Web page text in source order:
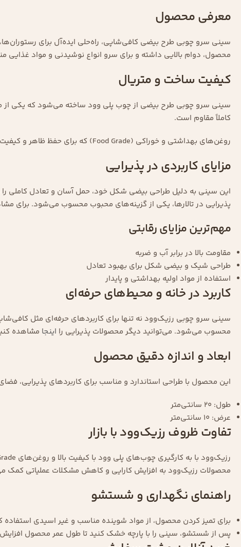
معرفی محصول
سینی سرو چوبی طرح بیضی کافی‌شاپی، راه‌حلی ایده‌آل برای
محصول، دوام بالایی داشته و برای سرو انواع نوشیدنی و مواد غذایی
کیفیت ساخت و متریال
سینی سرو چوبی طرح بیضی از چوب پلی وود ساخته می‌شود که یکی از
کاملاً مقاوم است.
روغن‌های بهداشتی و خوراکی (Food Grade) که برای حفظ ظاهر و کیفیت این سینی به کار رفته‌اند، از جذب آب و چربی توسط چوب جلوگیری می‌کنند و دوام بیشتری به محصول می‌بخشند.
مزایای کاربردی در پذیرایی
این سینی به دلیل طراحی بیضی شکل خود، حمل آسان و تعادل کاملی را
پذیرایی در تالارها، یکی از گزینه‌های محبوب محسوب می‌شود. برای
مهم‌ترین مزایای رقابتی
مقاومت بالا در برابر آب و ضربه
طراحی شیک و بیضی شکل برای بهبود تعادل
استفاده از مواد اولیه بهداشتی و پایدار
کاربرد در خانه و محیط‌های حرفه‌ای
سینی سرو چوبی رزیک‌وود نه تنها برای کاربردهای حرفه‌ای مثل
محسوب می‌شود. می‌توانید دیگر محصولات پذیرایی را اینجا مشاهده
ابعاد و اندازه دقیق محصول
این محصول با طراحی استاندارد و مناسب برای کاربردهای پذیرایی،
طول: 20 سانتی‌متر
عرض: 10 سانتی‌متر
تفاوت ظروف رزیک‌وود با بازار
محصولات رزیک‌وود به افزایش کارایی و کاهش مشکلات عملیاتی کمک
راهنمای نگهداری و شستشو
برای تمیز کردن محصول، از مواد شوینده مناسب و غیر اسیدی استفاده
پس از شستشو، سینی را با پارچه خشک کنید تا طول عمر محصول افزایش